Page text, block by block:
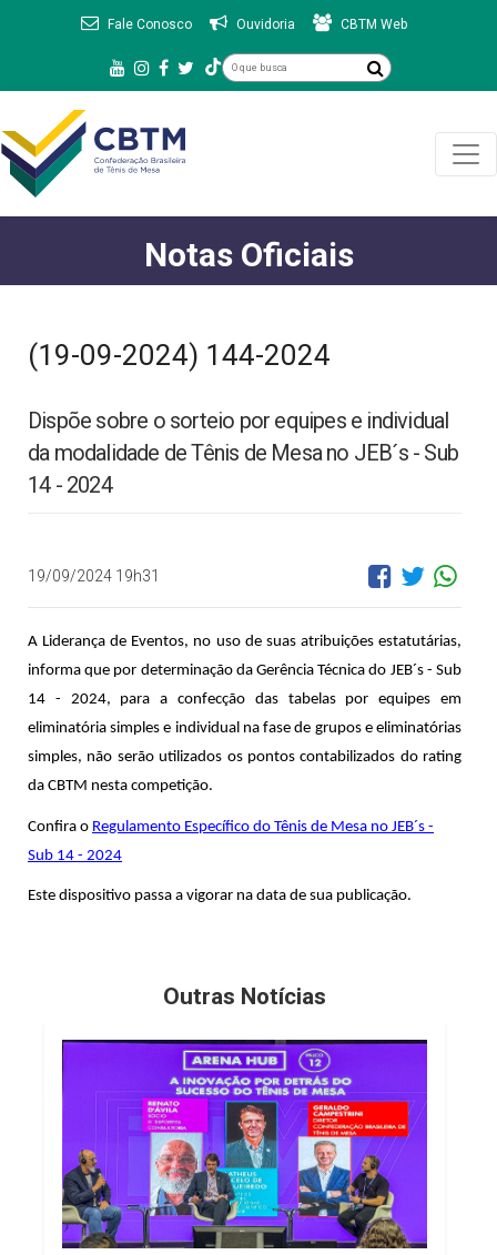
Fale Conosco Ouvidoria CBTM Web
Notas Oficiais
(19-09-2024) 144-2024
Dispõe sobre o sorteio por equipes e individual
da modalidade de Tênis de Mesa no JEB´s - Sub
14 - 2024
19/09/2024 19h31
A Liderança de Eventos, no uso de suas atribuições estatutárias,
informa que por determinação da Gerência Técnica do JEB´s - Sub
14 - 2024, para a confecção das tabelas por equipes em
eliminatória simples e individual na fase de grupos e eliminatórias
simples, não serão utilizados os pontos contabilizados do rating
da CBTM nesta competição.
Confira o Regulamento Específico do Tênis de Mesa no JEB´s -
Sub 14 - 2024
Este dispositivo passa a vigorar na data de sua publicação.
Outras Notícias